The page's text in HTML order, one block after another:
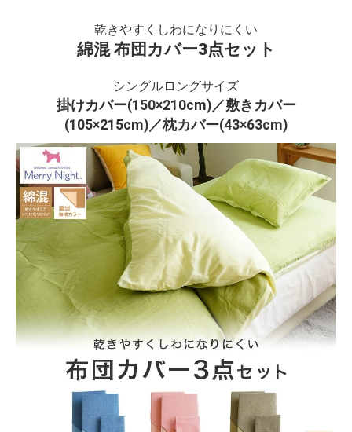
乾きやすくしわになりにくい
綿混 布団カバー3点セット
シングルロングサイズ
掛けカバー(150×210cm)／敷きカバー
(105×215cm)／枕カバー(43×63cm)